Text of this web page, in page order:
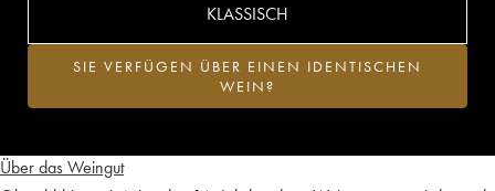
Über das Weingut
KLASSISCH
SIE VERFÜGEN ÜBER EINEN IDENTISCHEN
WEIN?